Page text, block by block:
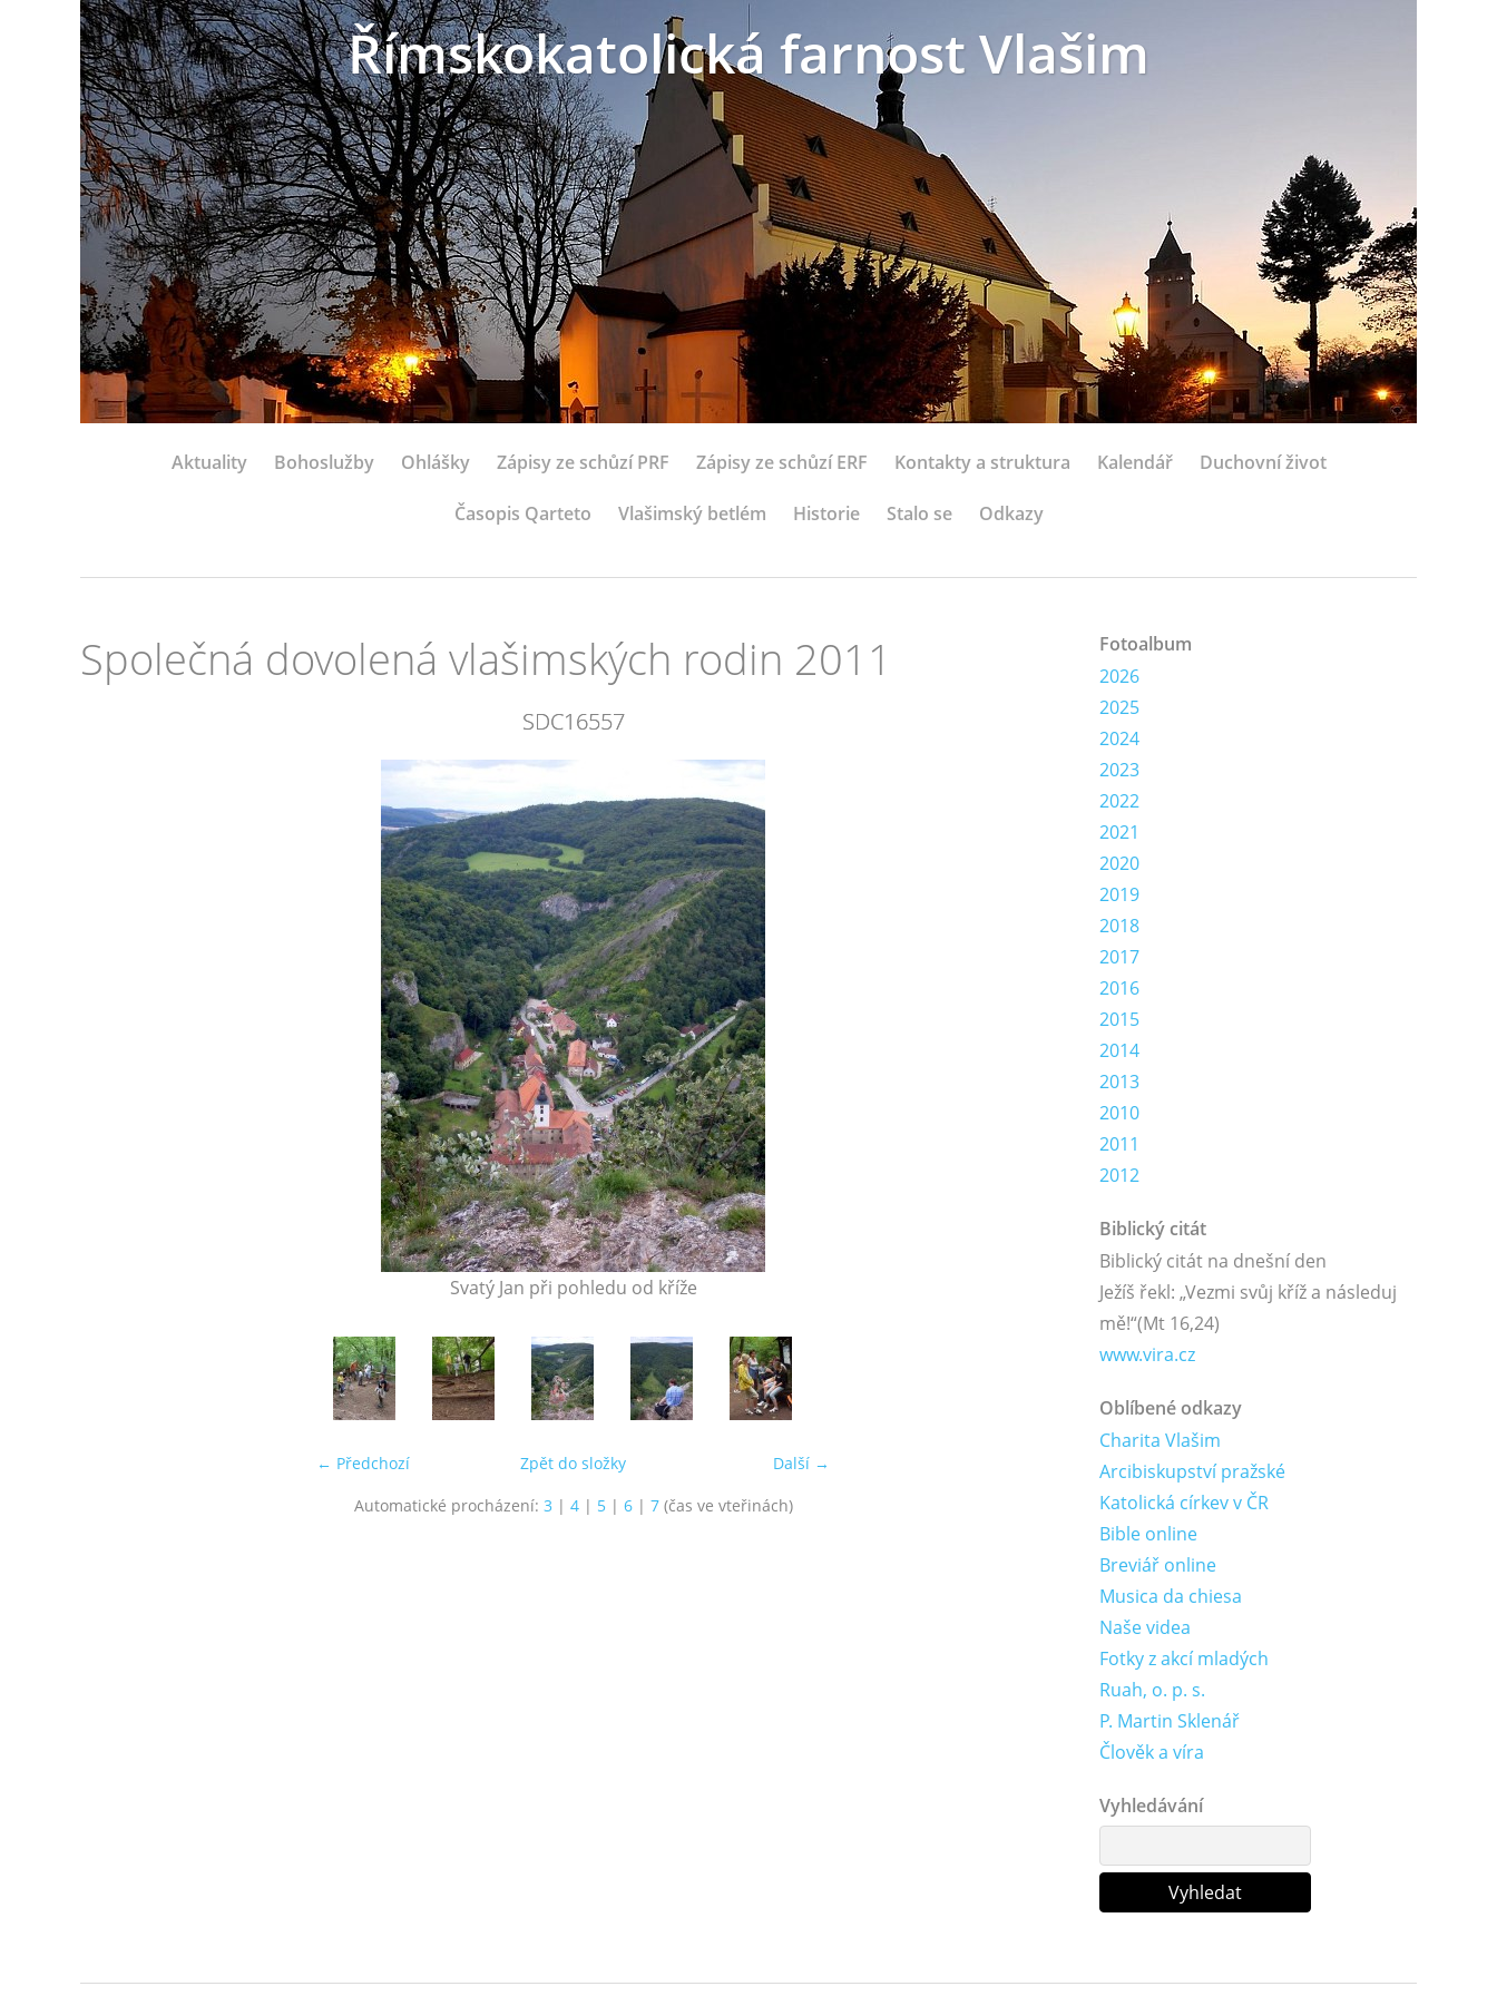
Římskokatolická farnost Vlašim
Aktuality Bohoslužby Ohlášky Zápisy ze schůzí PRF Zápisy ze schůzí ERF Kontakty a struktura Kalendář Duchovní život
Časopis Qarteto Vlašimský betlém Historie Stalo se Odkazy
Společná dovolená vlašimských rodin 2011
SDC16557
Svatý Jan při pohledu od kříže
← Předchozí Další →
Zpět do složky
Automatické procházení: 3 | 4| 5| 6| 7(čas ve vteřinách)
Fotoalbum
2026
2025
2024
2023
2022
2021
2020
2019
2018
2017
2016
2015
2014
2013
2010
2011
2012
Biblický citát
Biblický citát na dnešní den
Ježíš řekl: „Vezmi svůj kříž a následuj
mě!“(Mt 16,24)
www.vira.cz
Oblíbené odkazy
Charita Vlašim
Arcibiskupství pražské
Katolická církev v ČR
Bible online
Breviář online
Musica da chiesa
Naše videa
Fotky z akcí mladých
Ruah, o. p. s.
P. Martin Sklenář
Člověk a víra
Vyhledávání